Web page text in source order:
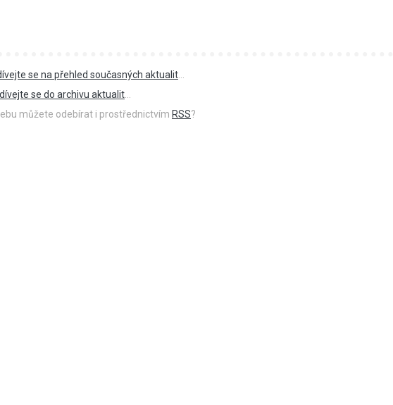
se na přehled současných aktualit
se do archivu aktualit
můžete odebírat i prostřednictvím RSS?